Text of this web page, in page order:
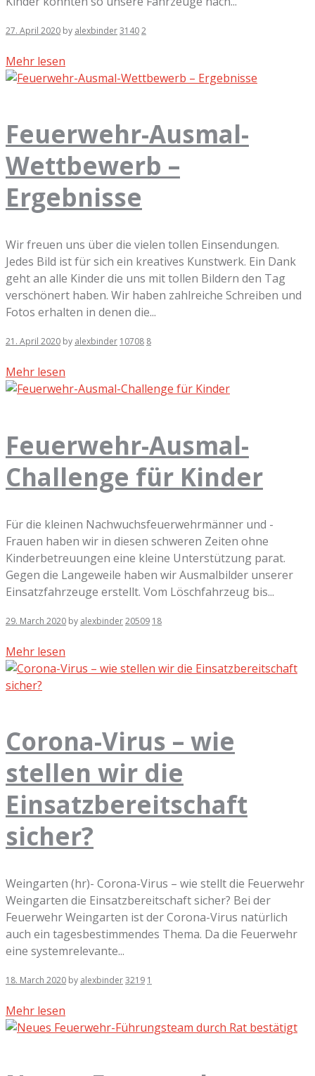
27. April 2020 by alexbinder31402
Mehr lesen
Feuerwehr-Ausmal-
Wettbewerb –
Ergebnisse
Wir freuen uns über die vielen tollen Einsendungen.
Jedes Bild ist für sich ein kreatives Kunstwerk. Ein Dank
geht an alle Kinder die uns mit tollen Bildern den Tag
verschönert haben. Wir haben zahlreiche Schreiben und
Fotos erhalten in denen die...
21. April 2020 by alexbinder 10708 8
Mehr lesen
Feuerwehr-Ausmal-
Challenge für Kinder
Für die kleinen Nachwuchsfeuerwehrmänner und -
Frauen haben wir in diesen schweren Zeiten ohne
Kinderbetreuungen eine kleine Unterstützung parat.
Gegen die Langeweile haben wir Ausmalbilder unserer
Einsatzfahrzeuge erstellt. Vom Löschfahrzeug bis...
29. March 2020 by alexbinder20509 18
Mehr lesen
Corona-Virus – wie
stellen wir die
Einsatzbereitschaft
sicher?
Weingarten (hr)- Corona-Virus – wie stellt die Feuerwehr
Weingarten die Einsatzbereitschaft sicher? Bei der
Feuerwehr Weingarten ist der Corona-Virus natürlich
auch ein tagesbestimmendes Thema. Da die Feuerwehr
eine systemrelevante...
18. March 2020 by alexbinder3219 1
Mehr lesen